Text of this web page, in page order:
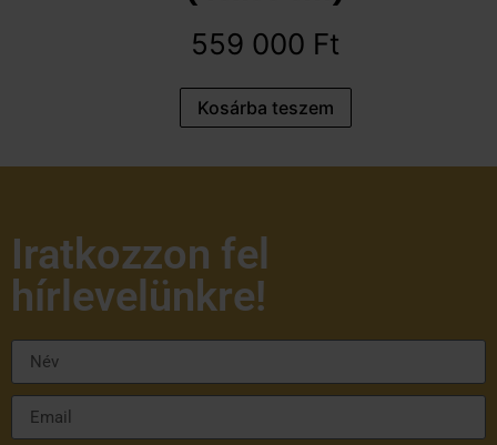
559 000 Ft
Kosárba teszem
Iratkozzon fel
hírlevelünkre!